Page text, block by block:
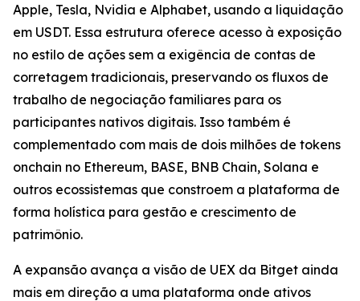
Apple, Tesla, Nvidia e Alphabet, usando a liquidação
em USDT. Essa estrutura oferece acesso à exposição
no estilo de ações sem a exigência de contas de
corretagem tradicionais, preservando os fluxos de
trabalho de negociação familiares para os
participantes nativos digitais. Isso também é
complementado com mais de dois milhões de tokens
onchain no Ethereum, BASE, BNB Chain, Solana e
outros ecossistemas que constroem a plataforma de
forma holística para gestão e crescimento de
patrimônio.
A expansão avança a visão de UEX da Bitget ainda
mais em direção a uma plataforma onde ativos